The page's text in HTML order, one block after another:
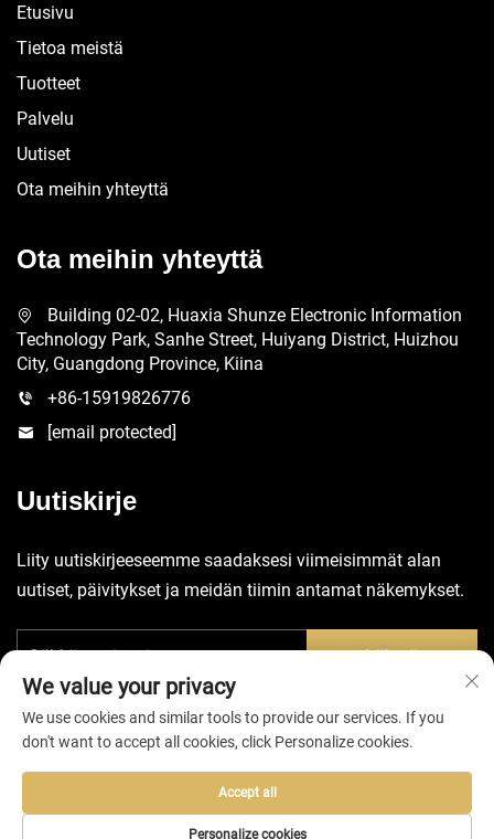
Etusivu
Tietoa meistä
Tuotteet
Palvelu
Uutiset
Ota meihin yhteyttä
Ota meihin yhteyttä
Building 02-02, Huaxia Shunze Electronic Information
Technology Park, Sanhe Street, Huiyang District, Huizhou
City, Guangdong Province, Kiina
+86-15919826776
[email protected]
Uutiskirje
Liity uutiskirjeeseemme saadaksesi viimeisimmät alan
uutiset, päivitykset ja meidän tiimin antamat näkemykset.
Lähetä
Tietosuojakäytäntö
We value your privacy
We use cookies and similar tools to provide our services. If you
don't want to accept all cookies, click Personalize cookies.
Personalize cookies
Accept all